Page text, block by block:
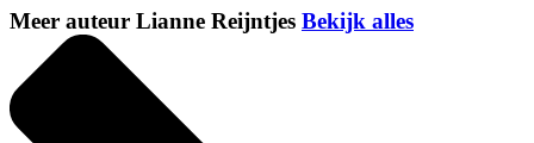
Meer auteur Lianne Reijntjes Bekijk alles